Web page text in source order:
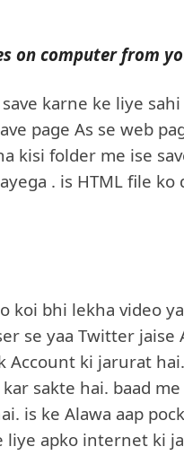
on computer from
save karne ke liye
page As se web
kisi folder me ise
. is HTML file
koi bhi lekha video
se yaa Twitter jaise
Account ki jarurat
sakte hai. baad
is ke Alawa aap
liye apko internet ki